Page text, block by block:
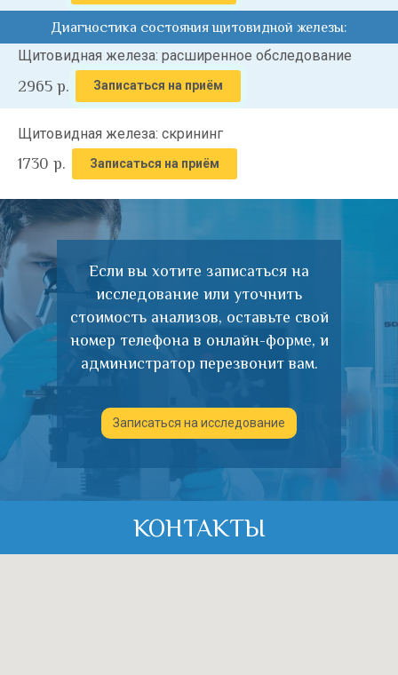
Диагностика состояния щитовидной железы:
Щитовидная железа: расширенное обследование
2965 р. Записаться на приём
Щитовидная железа: скрининг
1730 р. Записаться на приём
Если вы хотите записаться на
исследование или уточнить
стоимость анализов, оставьте свой
номер телефона в онлайн-форме, и
администратор перезвонит вам.
Записаться на исследование
КОНТАКТЫ